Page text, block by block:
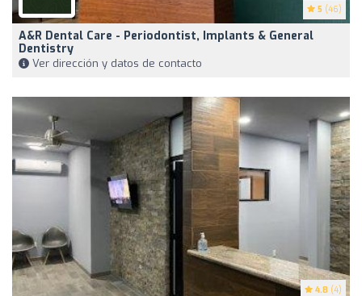
5 (46)
A&R Dental Care - Periodontist, Implants & General
Dentistry
Ver dirección y datos de contacto
4.8 (4)